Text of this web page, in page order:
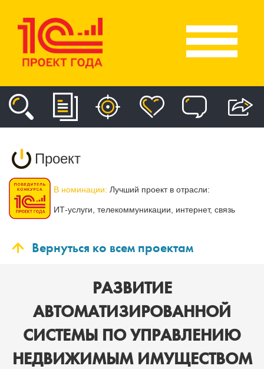
Проект
В номинации: Лучший проект в отрасли:
ИТ-услуги, телекоммуникации, интернет, связь
Вернуться ко всем проектам
РАЗВИТИЕ
АВТОМАТИЗИРОВАННОЙ
СИСТЕМЫ ПО УПРАВЛЕНИЮ
НЕДВИЖИМЫМ ИМУЩЕСТВОМ